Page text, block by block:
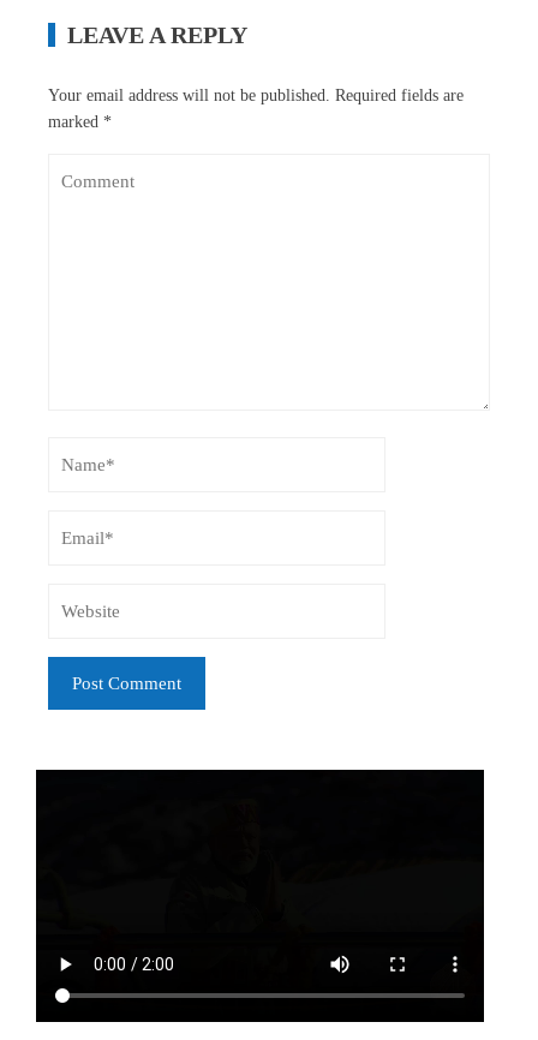
LEAVE A REPLY
Your email address will not be published.
Required fields are
marked *